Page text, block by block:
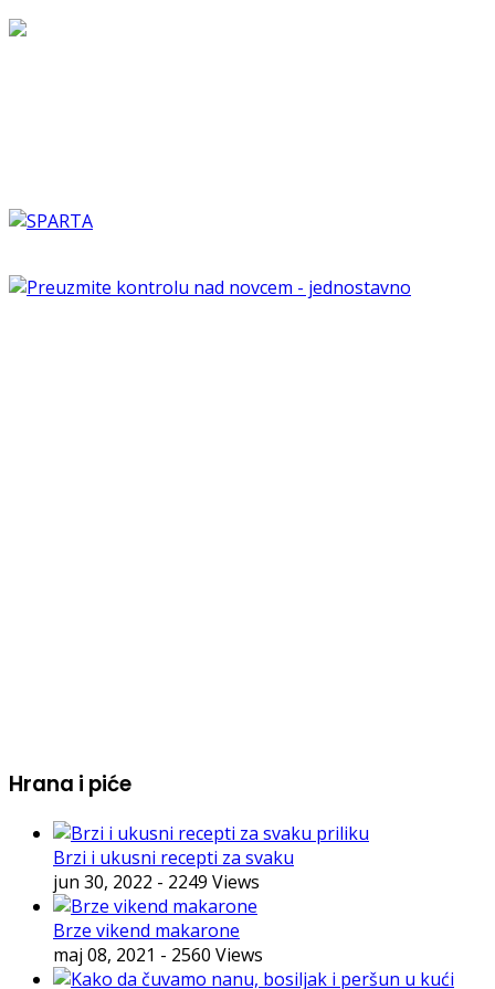
Hrana i piće
Brzi i ukusni recepti za svaku
jun 30, 2022 - 2249 Views
Brze vikend makarone
maj 08, 2021 - 2560 Views